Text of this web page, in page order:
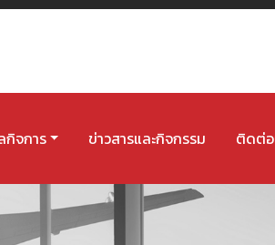
กิจการ ข่าวสารและกิจกรรม ติดต่อ